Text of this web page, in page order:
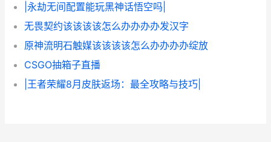
|永劫无间配置能玩黑神话悟空吗|
无畏契约该该该该怎么办办办办发汉字
原神流明石触媒该该该该怎么办办办办绽放
CSGO抽箱子直播
|王者荣耀8月皮肤返场：最全攻略与技巧|